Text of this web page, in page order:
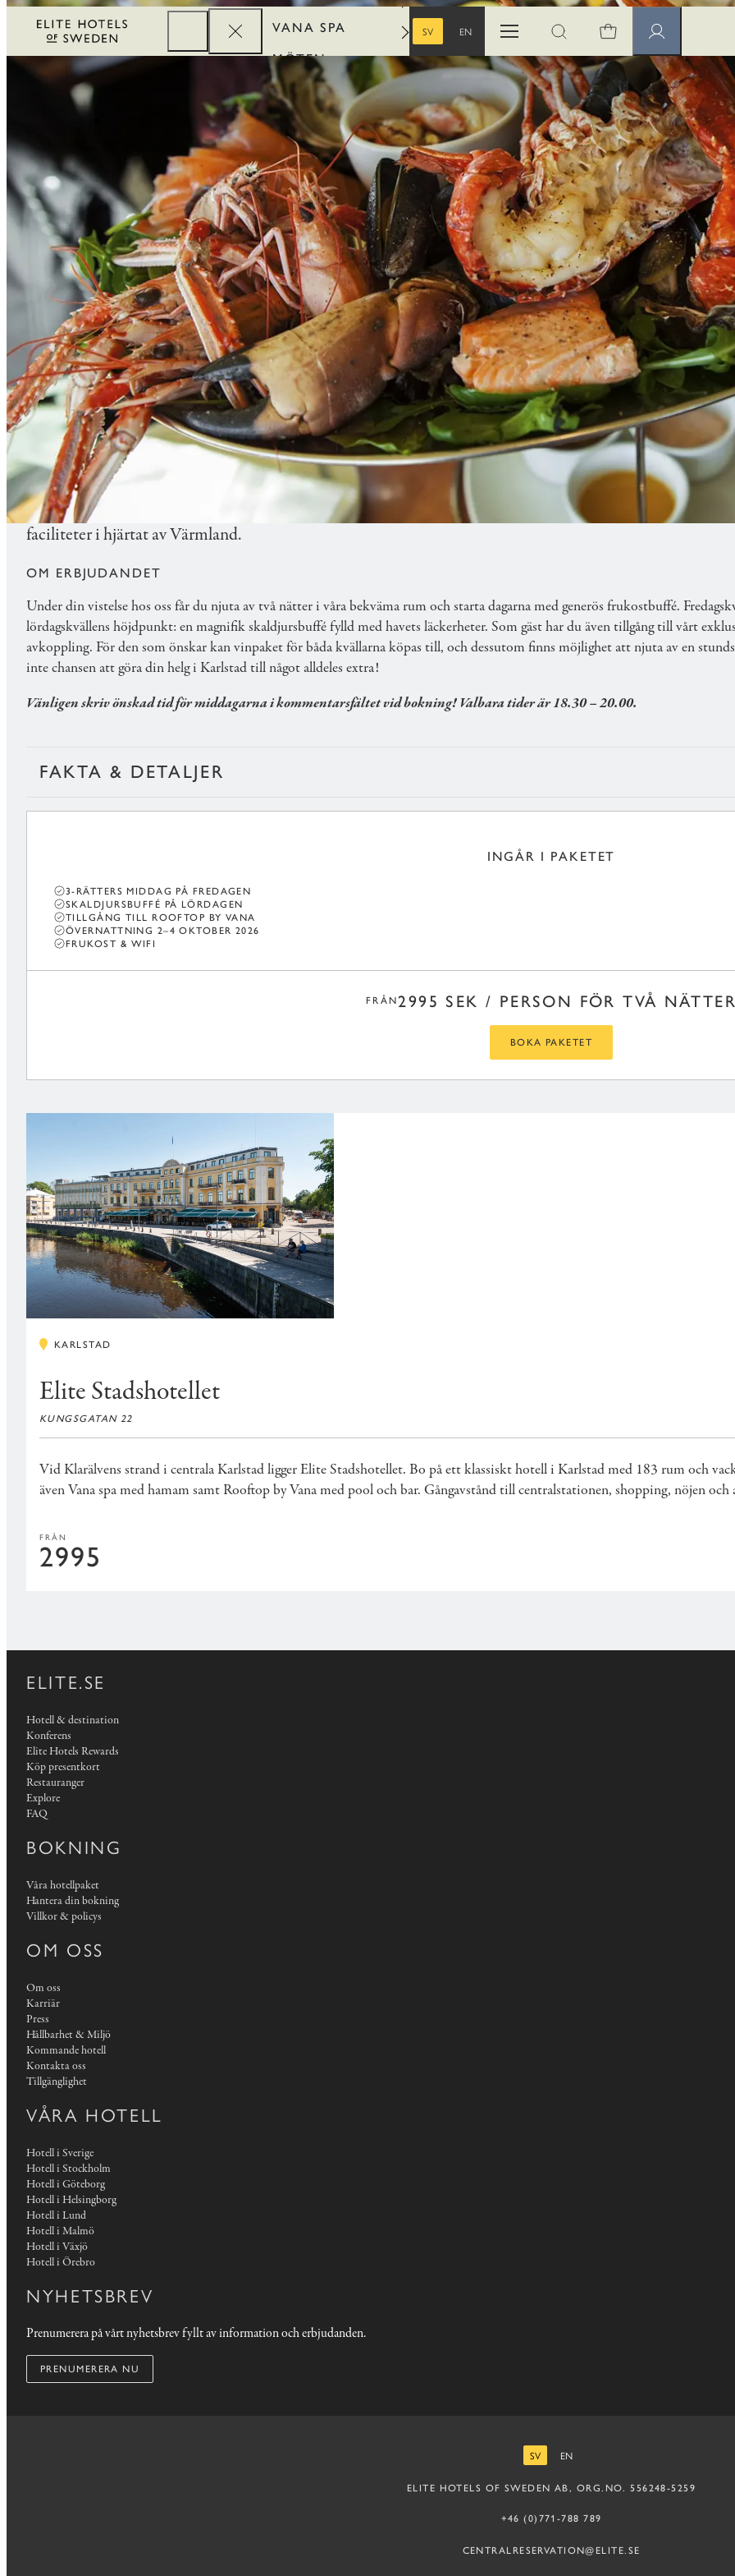
VANA SPA
MÖTEN
FÖRETAG
REWARDS
SV
EN
Öppna menynÖppna sök Medlemssidor
MAT & DRYCK
SKALDJURSWEEKEND I KARLSTAD
Upplev en oförglömlig skaldjursweekend i Karlstad på Elite Stadshotellet 2–4 oktober 2026! Låt dig
faciliteter i hjärtat av Värmland.
OM ERBJUDANDET
Under din vistelse hos oss får du njuta av två nätter i våra bekväma rum och starta dagarna med generös frukostbuffé.
lördagskvällens höjdpunkt: en magnifik skaldjursbuffé fylld med havets läckerheter. Som gäst har du även tillgång till vårt
avkoppling. För den som önskar kan vinpaket för båda kvällarna köpas till, och dessutom finns möjlighet att njuta av en
inte chansen att göra din helg i Karlstad till något alldeles extra!
Vänligen skriv önskad tid för middagarna i kommentarsfältet vid bokning! Valbara tider är 18.30 – 20.00.
FAKTA & DETALJER
INGÅR I PAKETET
3-RÄTTERS MIDDAG PÅ FREDAGEN
SKALDJURSBUFFÉ PÅ LÖRDAGEN
TILLGÅNG TILL ROOFTOP BY VANA
ÖVERNATTNING 2–4 OKTOBER 2026
FRUKOST & WIFI
FRÅN 2995 SEK / PERSON FÖR TVÅ
BOKA PAKETET
KARLSTAD
Elite Stadshotellet
KUNGSGATAN 22
Vid Klarälvens strand i centrala Karlstad ligger Elite Stadshotellet. Bo på ett klassiskt hotell i Karlstad med 183 rum och
ävenVana spamed hamam samt Rooftop by Vanamed pool och bar. Gångavstånd till centralstationen, shopping, nöjen
FRÅN
2995
ELITE.SE
Hotell & destination
Konferens
Elite Hotels Rewards
Köp presentkort
Restauranger
Explore
FAQ
BOKNING
Våra hotellpaket
Hantera din bokning
Villkor & policys
OM OSS
Om oss
Karriär
Press
Hållbarhet & Miljö
Kommande hotell
Kontakta oss
Tillgänglighet
VÅRA HOTELL
Hotell i Sverige
Hotell i Stockholm
Hotell i Göteborg
Hotell i Helsingborg
Hotell i Lund
Hotell i Malmö
Hotell i Växjö
Hotell i Örebro
NYHETSBREV
Prenumerera på vårt nyhetsbrev fyllt av information och erbjudanden.
PRENUMERERA NU
SV
EN
ELITE HOTELS OF SWEDEN AB, ORG.NO. 556248-5259
+46 (0)771-788 789
CENTRALRESERVATION@ELITE.SE